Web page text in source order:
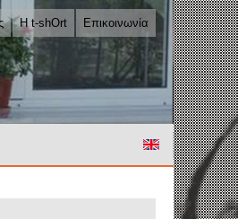
Η t-shOrt Επικοινωνία